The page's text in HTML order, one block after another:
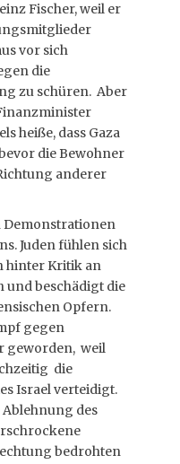
Fischer, weil er
vor sich
die
zu schüren. Aber
heiße, dass Gaza
die Bewohner
anderer
Demonstrationen
Juden fühlen sich
hinter Kritik an
und beschädigt die
Opfern.
gegen
geworden, weil
die
Israel verteidigt.
des
bedrohten